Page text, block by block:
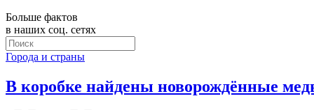
Больше фактов
в наших соц. сетях
Города и страны
В коробке найдены новорождённые